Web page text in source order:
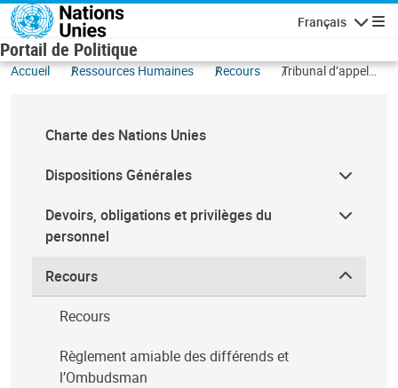
Aller au contenu principal
Français
Portail de Politique
Accueil Ressources Humaines Recours
Tribunal d’appel
Charte des Nations Unies
Dispositions Générales
Devoirs, obligations et privilèges du
personnel
Recours
Recours
Règlement amiable des différends et
l’Ombudsman